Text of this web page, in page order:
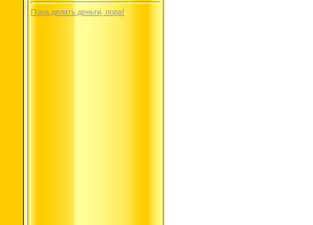
Пора делать деньги, пора!